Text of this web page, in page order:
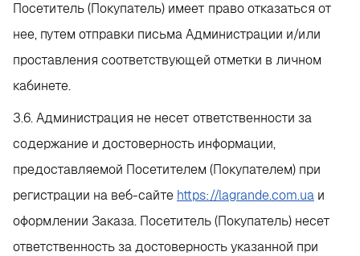
Посетитель (Покупатель) имеет право отказаться от
нее, путем отправки письма Администрации и/или
проставления соответствующей отметки в личном
кабинете.
3.6. Администрация не несет ответственности за
содержание и достоверность информации,
предоставляемой Посетителем (Покупателем) при
регистрации на веб-сайте https://lagrande.com.ua и
оформлении Заказа. Посетитель (Покупатель) несет
ответственность за достоверность указанной при